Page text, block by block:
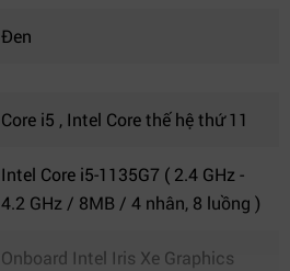
Đen
Core i5 , Intel Core thế hệ thứ 11
Intel Core i5-1135G7 ( 2.4 GHz -
4.2 GHz / 8MB / 4 nhân, 8 luồng )
Onboard Intel Iris Xe Graphics